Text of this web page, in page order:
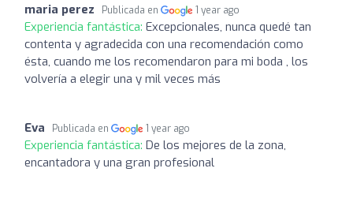
maria perez Publicada en 1 year ago
Experiencia fantástica: Excepcionales, nunca quedé tan
contenta y agradecida con una recomendación como
ésta, cuando me los recomendaron para mi boda , los
volvería a elegir una y mil veces más
Eva Publicada en 1 year ago
Experiencia fantástica: De los mejores de la zona,
encantadora y una gran profesional